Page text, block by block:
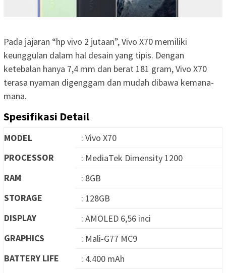
Pada jajaran “hp vivo 2 jutaan”, Vivo X70 memiliki
keunggulan dalam hal desain yang tipis. Dengan
ketebalan hanya 7,4 mm dan berat 181 gram, Vivo X70
terasa nyaman digenggam dan mudah dibawa kemana-
mana.
Spesifikasi Detail
MODEL
: Vivo X70
PROCESSOR
: MediaTek Dimensity 1200
RAM
: 8GB
STORAGE
: 128GB
DISPLAY
: AMOLED 6,56 inci
GRAPHICS
: Mali-G77 MC9
BATTERY LIFE
: 4.400 mAh